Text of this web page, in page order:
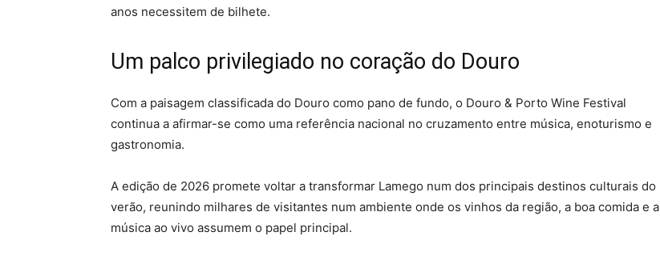
anos necessitem de bilhete.
Um palco privilegiado no coração do Douro
Com a paisagem classificada do Douro como pano de fundo, o Douro & Porto Wine Festival
continua a afirmar-se como uma referência nacional no cruzamento entre música, enoturismo e
gastronomia.
A edição de 2026 promete voltar a transformar Lamego num dos principais destinos culturais do
verão, reunindo milhares de visitantes num ambiente onde os vinhos da região, a boa comida e a
música ao vivo assumem o papel principal.